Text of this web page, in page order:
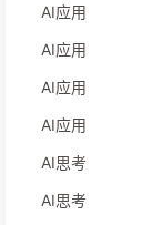
AI应用
AI应用
AI应用
AI应用
AI思考
AI思考